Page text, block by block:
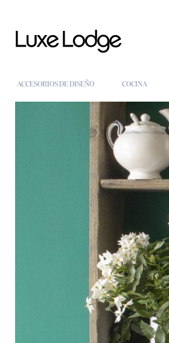
ACCESORIOS DE DISEÑO COCINA